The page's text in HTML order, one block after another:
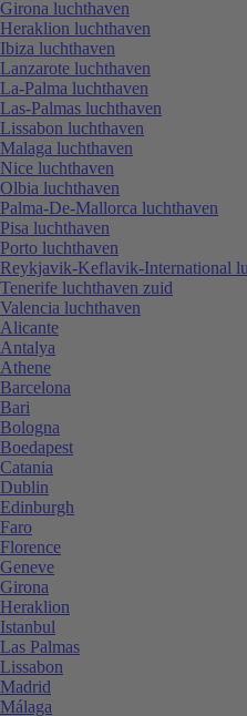
Girona luchthaven
Heraklion luchthaven
Ibiza luchthaven
Lanzarote luchthaven
La-Palma luchthaven
Las-Palmas luchthaven
Lissabon luchthaven
Malaga luchthaven
Nice luchthaven
Olbia luchthaven
Palma-De-Mallorca luchthaven
Pisa luchthaven
Porto luchthaven
Reykjavik-Keflavik-International
Tenerife luchthaven zuid
Valencia luchthaven
Alicante
Antalya
Athene
Barcelona
Bari
Bologna
Boedapest
Catania
Dublin
Edinburgh
Faro
Florence
Geneve
Girona
Heraklion
Istanbul
Las Palmas
Lissabon
Madrid
Málaga